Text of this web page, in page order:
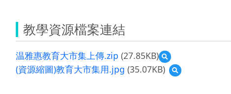
教學資源檔案連結
温雅惠教育大市集上傳.zip (27.85KB)
預
覽
温
(資源縮圖)教育大市集用.jpg (35.07KB)
預
覽